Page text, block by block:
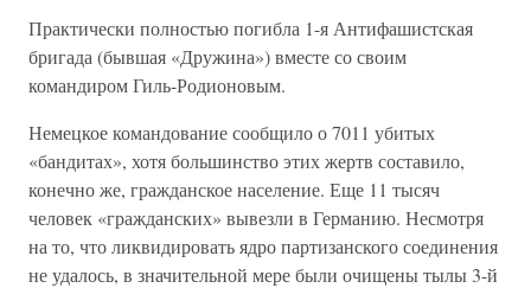
Практически полностью погибла 1-я Антифашистская
бригада (бывшая «Дружина») вместе со своим
командиром Гиль-Родионовым.
Немецкое командование сообщило о 7011 убитых
«бандитах», хотя большинство этих жертв составило,
конечно же, гражданское население. Еще 11 тысяч
человек «гражданских» вывезли в Германию. Несмотря
на то, что ликвидировать ядро партизанского соединения
не удалось, в значительной мере были очищены тылы 3-й